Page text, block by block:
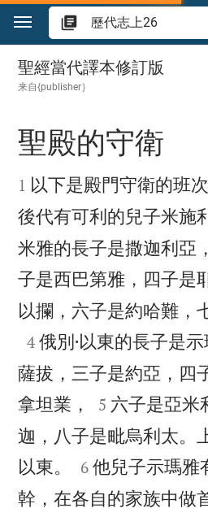
跳转到内容
歷代志上 26
聖經當代譯本修訂版
来自{publisher｝

聖殿的守衛

1 以下是殿門守衛的班
後代有可利的兒子米施
米雅的長子是撒迦利亞
子是西巴第雅，四子是
以攔，六子是約哈難，

4 俄別·以東的長子是
薩拔，三子是約亞，四
拿坦業，


5 六子是亞米
迦，八子是毗烏利太。
以東。


6 他兒子示瑪雅
幹，在各自的家族中做